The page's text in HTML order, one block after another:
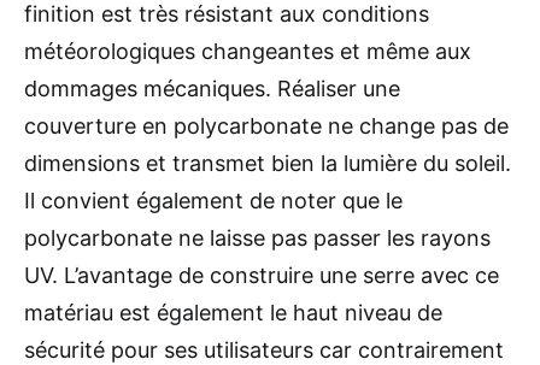
finition est très résistant aux conditions
météorologiques changeantes et même aux
dommages mécaniques. Réaliser une
couverture en polycarbonate ne change pas de
dimensions et transmet bien la lumière du soleil.
Il convient également de noter que le
polycarbonate ne laisse pas passer les rayons
UV. L’avantage de construire une serre avec ce
matériau est également le haut niveau de
sécurité pour ses utilisateurs car contrairement